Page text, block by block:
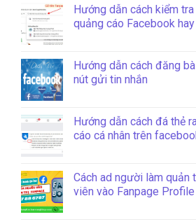
Hướng dẫn cách kiểm
quảng cáo Facebook
Hướng dẫn cách đăng
nút gửi tin nhắn
Hướng dẫn cách đá thẻ
cáo cá nhân trên
Cách ad người làm quản
viên vào Fanpage Profile